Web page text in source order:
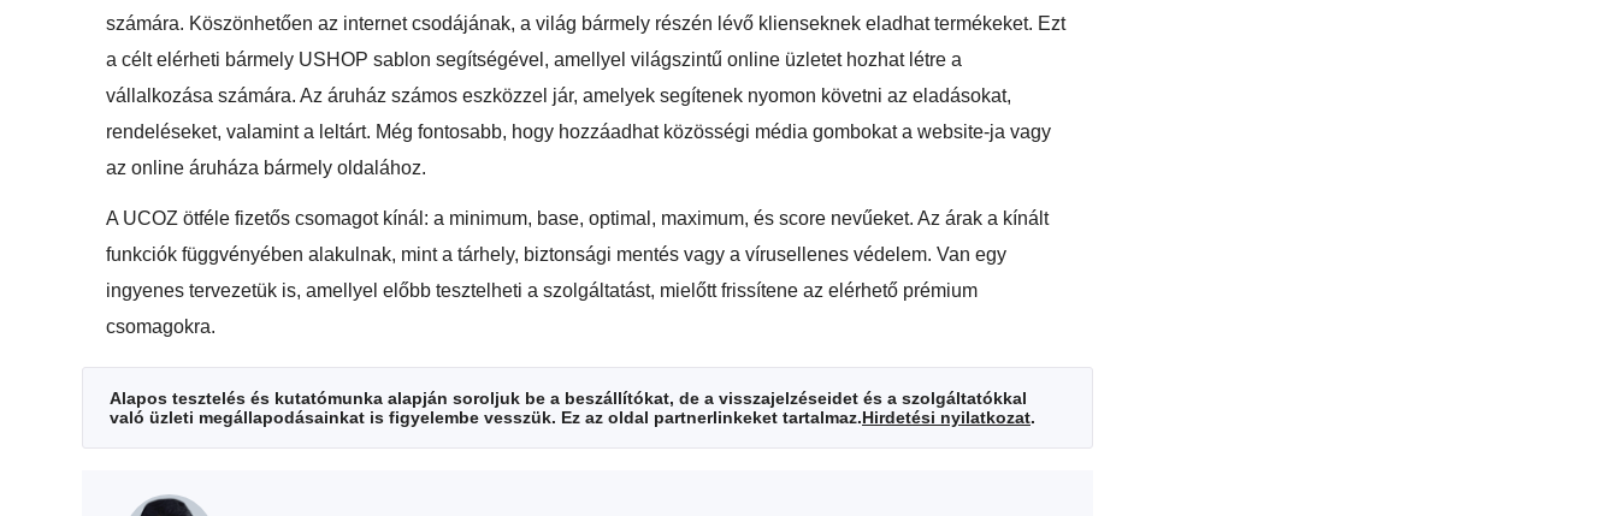
számára. Köszönhetően az internet csodájának, a világ bármely részén lévő klienseknek eladhat termékeket. Ezt
a célt elérheti bármely USHOP sablon segítségével, amellyel világszintű online üzletet hozhat létre a
vállalkozása számára. Az áruház számos eszközzel jár, amelyek segítenek nyomon követni az eladásokat,
rendeléseket, valamint a leltárt. Még fontosabb, hogy hozzáadhat közösségi média gombokat a website-ja vagy
az online áruháza bármely oldalához.
A UCOZ ötféle fizetős csomagot kínál: a minimum, base, optimal, maximum, és score nevűeket. Az árak a kínált
funkciók függvényében alakulnak, mint a tárhely, biztonsági mentés vagy a vírusellenes védelem. Van egy
ingyenes tervezetük is, amellyel előbb tesztelheti a szolgáltatást, mielőtt frissítene az elérhető prémium
csomagokra.
Alapos tesztelés és kutatómunka alapján soroljuk be a beszállítókat, de a visszajelzéseidet és a szolgáltatókkal
való üzleti megállapodásainkat is figyelembe vesszük. Ez az oldal partnerlinkeket tartalmaz.Hirdetési nyilatkozat.